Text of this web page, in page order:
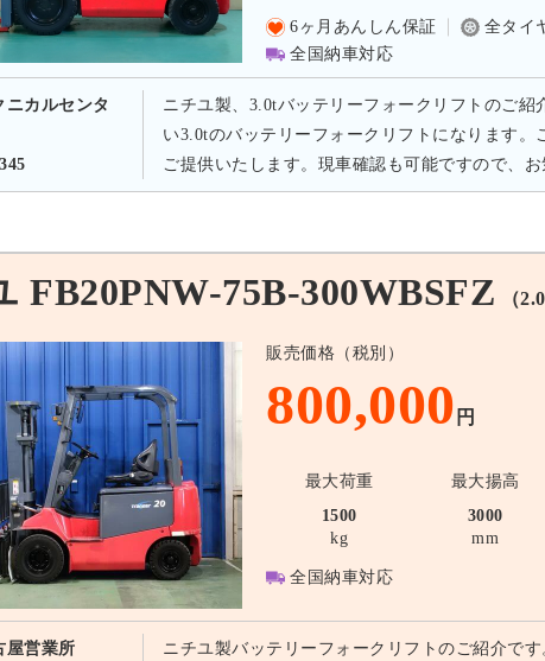
6ヶ月あんしん保証 全タイ
全国納車対応
ニカルセンタ
ニチユ製、3.0tバッテリーフォークリフトのご紹
い3.0tのバッテリーフォークリフトになります
ご提供いたします。現車確認も可能ですので、お
FB20PNW-75B-300WBSFZ （
販売価格（税別）
800,000 円
最大荷重 最大揚高
1500
kg
3000
mm
全国納車対応
屋営業所
ニチユ製バッテリーフォークリフトのご紹介で